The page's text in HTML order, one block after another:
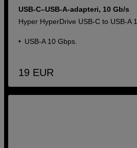
USB-C–USB-A-adapteri, 10 Gb/s
Hyper HyperDrive USB-C to USB-A
USB-A 10 Gbps.
19 EUR